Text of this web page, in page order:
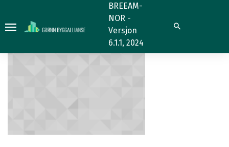
BREEAM-
NOR -
Versjon
6.1.1, 2024
Søk